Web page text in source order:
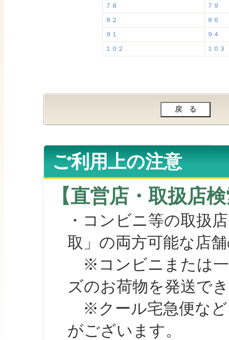
７８
７９
８２
８６
９１
９４
１０２
１０３
ご利用上の注意
【直営店・取扱店
・コンビニ等の取扱
取」の両方可能な店
※コンビニまたは一
ズのお荷物を発送で
※クール宅急便など
がございます。